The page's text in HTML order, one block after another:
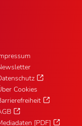
Cookies
[PDF]